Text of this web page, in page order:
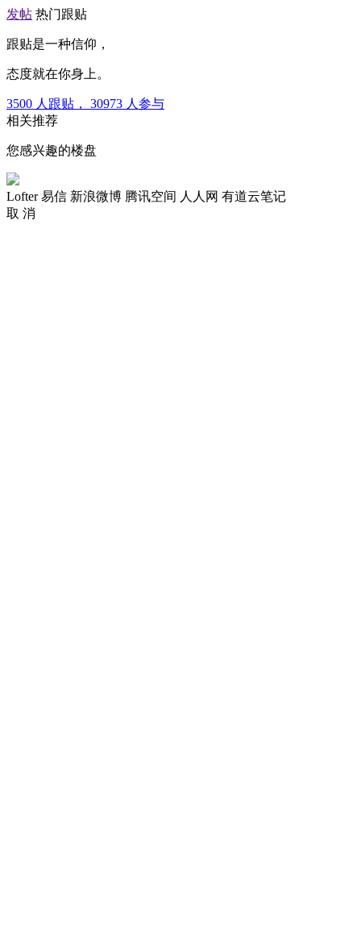
发帖 热门跟贴
跟贴是一种信仰，
态度就在你身上。
3500 人跟贴， 30973 人参与
相关推荐
您感兴趣的楼盘
Lofter 易信 新浪微博 腾讯空间 人人网 有道云笔记
取 消